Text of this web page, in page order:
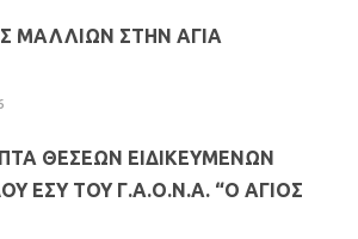
ΜΑΛΛΙΩΝ ΣΤΗΝ ΑΓΙΑ
ΘΕΣΕΩΝ ΕΙΔΙΚΕΥΜΕΝΩΝ
ΕΣΥ ΤΟΥ Γ.Α.Ο.Ν.Α. “Ο ΑΓΙΟΣ